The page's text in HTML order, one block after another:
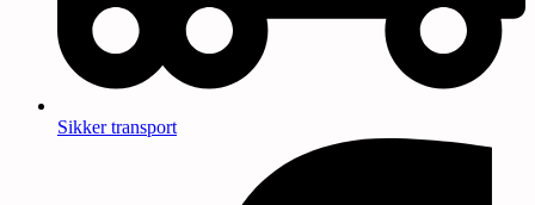
Sikker transport